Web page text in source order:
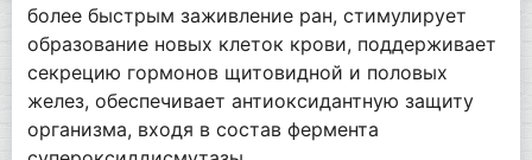
более быстрым заживление ран, стимулирует
образование новых клеток крови, поддерживает
секрецию гормонов щитовидной и половых
желез, обеспечивает антиоксидантную защиту
организма, входя в состав фермента